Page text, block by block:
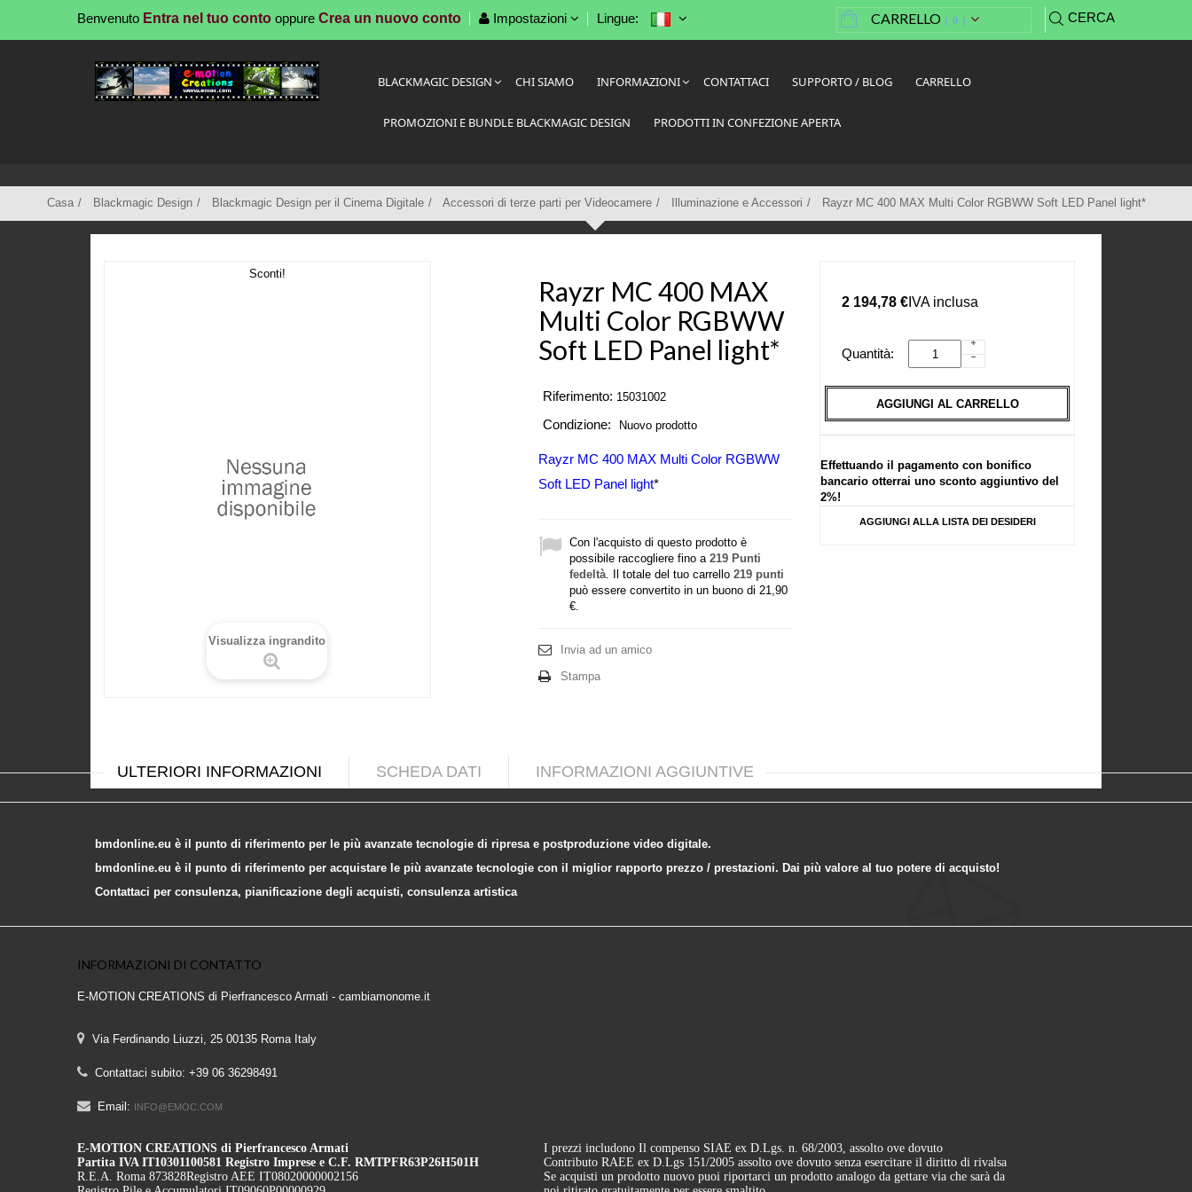
Benvenuto Entra nel tuo conto oppure Crea un nuovo conto Impostazioni Lingue: CERCA
CARRELLO ( 0 )
BLACKMAGIC DESIGN CHI SIAMO INFORMAZIONI CONTATTACI SUPPORTO / BLOG CARRELLO
PROMOZIONI E BUNDLE BLACKMAGIC DESIGN PRODOTTI IN CONFEZIONE APERTA
Casa Blackmagic Design Blackmagic Design per il Cinema Digitale Accessori di terze parti per Videocamere Illuminazione e Accessori Rayzr MC 400 MAX Multi Color RGBWW Soft LED Panel light*
Sconti!
Visualizza ingrandito
Rayzr MC 400 MAX
Multi Color RGBWW
Soft LED Panel light*
Riferimento: 15031002
Condizione: Nuovo prodotto
Rayzr MC 400 MAX Multi Color RGBWW
Soft LED Panel light*
Con l'acquisto di questo prodotto è
possibile raccogliere fino a 219 Punti
fedeltà. Il totale del tuo carrello 219 punti
può essere convertito in un buono di 21,90
€.
Invia ad un amico
Stampa
2 194,78 € IVA inclusa
Quantità:
AGGIUNGI AL CARRELLO
Effettuando il pagamento con bonifico
bancario otterrai uno sconto aggiuntivo del
2%!
AGGIUNGI ALLA LISTA DEI DESIDERI
ULTERIORI INFORMAZIONI SCHEDA DATI INFORMAZIONI AGGIUNTIVE
bmdonline.eu è il punto di riferimento per le più avanzate tecnologie di ripresa e postproduzione video digitale.
bmdonline.eu è il punto di riferimento per acquistare le più avanzate tecnologie con il miglior rapporto prezzo / prestazioni. Dai più valore al tuo potere di acquisto!
Contattaci per consulenza, pianificazione degli acquisti, consulenza artistica
INFORMAZIONI DI CONTATTO
E-MOTION CREATIONS di Pierfrancesco Armati - cambiamonome.it
Via Ferdinando Liuzzi, 25 00135 Roma Italy
Contattaci subito: +39 06 36298491
Email: INFO@EMOC.COM
E-MOTION CREATIONS di Pierfrancesco Armati
Partita IVA IT10301100581 Registro Imprese e C.F. RMTPFR63P26H501H
R.E.A. Roma 873828Registro AEE IT08020000002156
I prezzi includono Il compenso SIAE ex D.Lgs. n. 68/2003, assolto ove dovuto
Contributo RAEE ex D.Lgs 151/2005 assolto ove dovuto senza esercitare il diritto di rivalsa
Se acquisti un prodotto nuovo puoi riportarci un prodotto analogo da gettare via che sarà da